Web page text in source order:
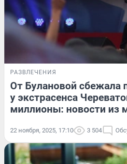
РАЗВЛЕЧЕНИЯ
От Булановой сбежала
у экстрасенса
миллионы: новости из
22 ноября, 2025, 17:10 3 504